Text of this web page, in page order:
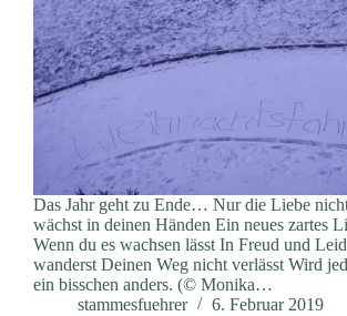
Das Jahr geht zu Ende… Nur die Liebe
wächst in deinen Händen Ein neues zartes
Wenn du es wachsen lässt In Freud und Leid
wanderst Deinen Weg nicht verlässt Wird
ein bisschen anders. (© Monika…
stammesfuehrer
6. Februar 2019